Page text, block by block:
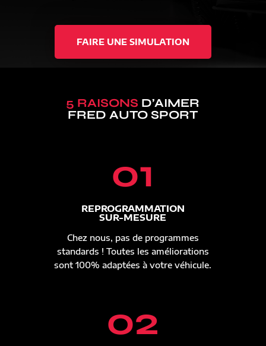
FAIRE UNE SIMULATION
5 RAISONS D’AIMER
FRED AUTO SPORT
01
REPROGRAMMATION
SUR-MESURE
Chez nous, pas de programmes
standards ! Toutes les améliorations
sont 100% adaptées à votre véhicule.
02